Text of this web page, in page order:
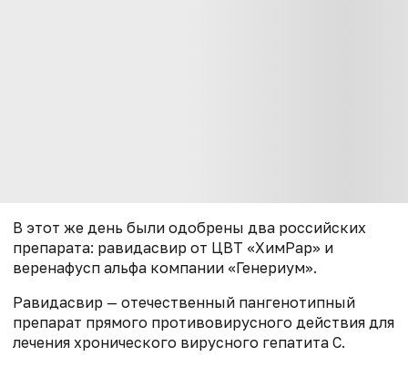
В этот же день были одобрены два российских
препарата: равидасвир от ЦВТ «ХимРар» и
веренафусп альфа компании «Генериум».
Равидасвир — отечественный пангенотипный
препарат прямого противовирусного действия для
лечения хронического вирусного гепатита С.